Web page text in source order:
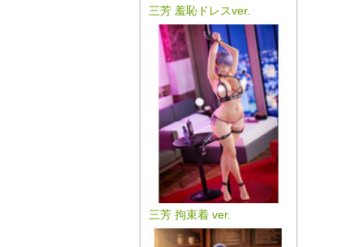
三芳 羞恥ドレスver.
三芳 拘束着 ver.